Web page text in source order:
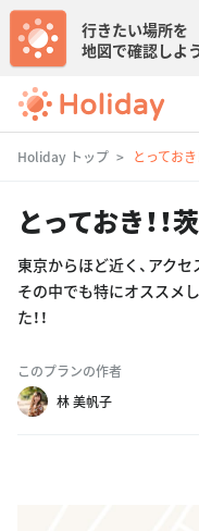
行きたい場所を
地図で確認しよ
Holiday トップ とってお
とっておき！
東京からほど近く、アク
その中でも特にオススメ
た！！
このプランの作者
林 美帆子